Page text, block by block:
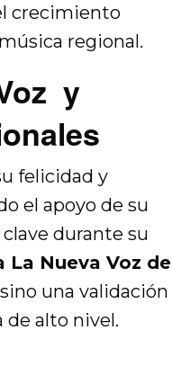
crecimiento
regional.
y
felicidad y
el apoyo de su
durante su
La Nueva Voz de
una validación
alto nivel.